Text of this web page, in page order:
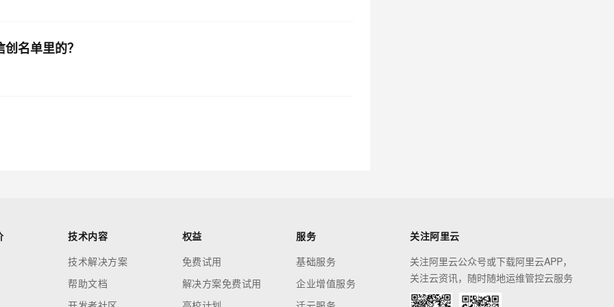
名单里的？
技术内容
技术解决方案
帮助文档
权益
免费试用
解决方案免费试用
服务
基础服务
企业增值服务
关注阿里云
关注阿里云公众号或下载阿里云APP，
关注云资讯，随时随地运维管控云服务